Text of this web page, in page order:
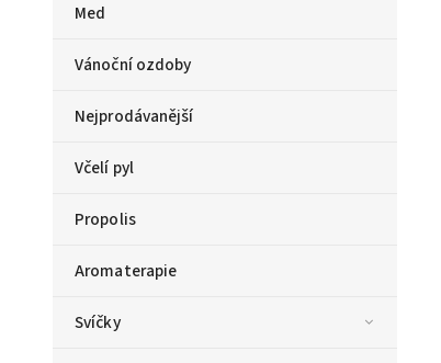
Med
Vánoční ozdoby
Nejprodávanější
Včelí pyl
Propolis
Aromaterapie
Svíčky